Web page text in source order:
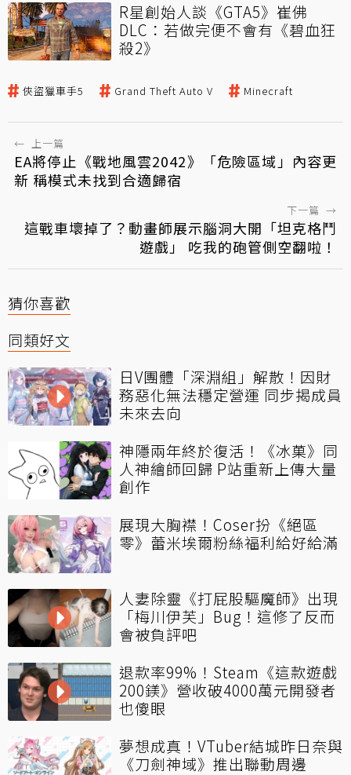
R星創始人談《GTA5》崔佛
DLC：若做完便不會有《碧血狂
殺2》
俠盜獵車手5 Grand Theft Auto V Minecraft
← 上一篇
EA將停止《戰地風雲2042》「危險區域」內容更
新 稱模式未找到合適歸宿
下一篇 →
這戰車壞掉了？動畫師展示腦洞大開「坦克格鬥
遊戲」 吃我的砲管側空翻啦！
猜你喜歡
同類好文
日V團體「深淵組」解散！因財
務惡化無法穩定營運 同步揭成員
未來去向
神隱兩年終於復活！《冰菓》同
人神繪師回歸 P站重新上傳大量
創作
展現大胸襟！Coser扮《絕區
零》蕾米埃爾粉絲福利給好給滿
人妻除靈《打屁股驅魔師》出現
「梅川伊芙」Bug！這修了反而
會被負評吧
退款率99%！Steam《這款遊戲
200鎂》營收破4000萬元開發者
也傻眼
夢想成真！VTuber結城昨日奈與
《刀劍神域》推出聯動周邊